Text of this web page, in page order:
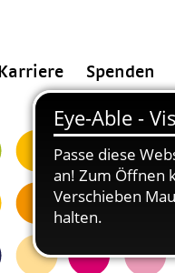
Karriere Spenden